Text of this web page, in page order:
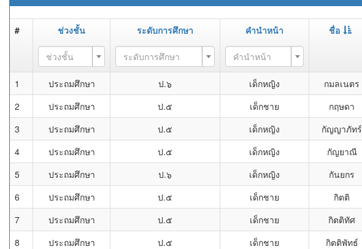
# ช่วงชั้น ระดับการศึกษา คำนำหน้า ชื่อ
ช่วงชั้น ระดับการศึกษา คำนำหน้า
1 ประถมศึกษา ป.๖ เด็กหญิง กมลเนตร
2
ประถมศึกษา ป.๕ เด็กชาย กฤษดา
3
ประถมศึกษา ป.๕ เด็กหญิง กัญญาภัทร์
4
ประถมศึกษา ป.๕ เด็กหญิง กัญยาณี
5
ประถมศึกษา ป.๖ เด็กหญิง กันยกร
6
ประถมศึกษา ป.๕ เด็กชาย กิตติ
7
ประถมศึกษา ป.๕ เด็กชาย กิตติทัศ
8
ประถมศึกษา ป.๕ เด็กชาย กิตติพัทธ์